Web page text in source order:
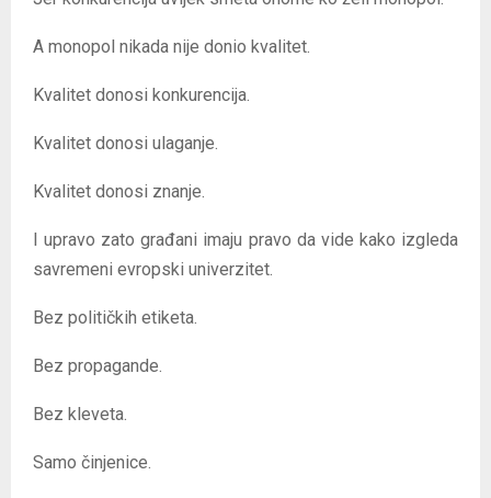
A monopol nikada nije donio kvalitet.
Kvalitet donosi konkurencija.
Kvalitet donosi ulaganje.
Kvalitet donosi znanje.
I upravo zato građani imaju pravo da vide kako izgleda
savremeni evropski univerzitet.
Bez političkih etiketa.
Bez propagande.
Bez kleveta.
Samo činjenice.